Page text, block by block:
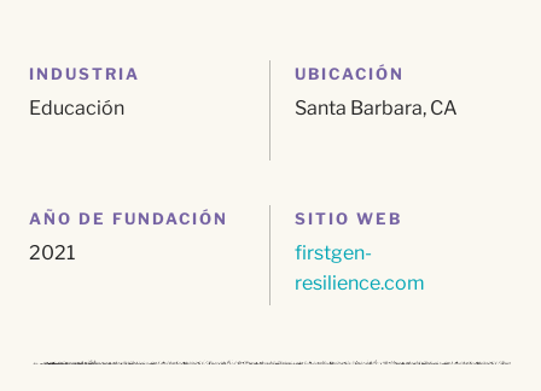
INDUSTRIA
Educación
UBICACIÓN
Santa Barbara, CA
AÑO DE FUNDACIÓN
2021
SITIO WEB
firstgen-
resilience.com